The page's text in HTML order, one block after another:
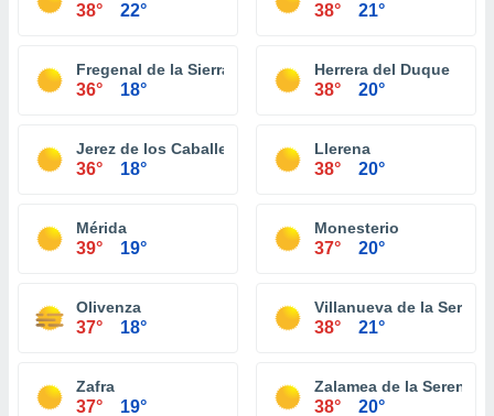
38° 22° 38° 21°
Fregenal de la Sierra
36° 18°
Herrera del Duque
38° 20°
Jerez de los Caballeros
36° 18°
Llerena
38° 20°
Mérida
39° 19°
Monesterio
37° 20°
Olivenza
37° 18°
Villanueva de la Serena
38° 21°
Zafra
37° 19°
Zalamea de la Serena
38° 20°